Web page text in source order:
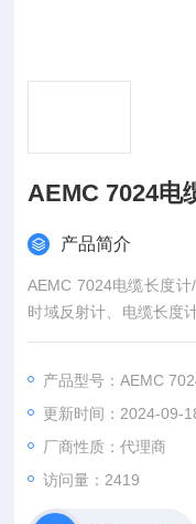
AEMC 7024电
产品简介
AEMC 7024电缆长度
时域反射计、电缆长度
缆的长度。
产品型号：AEMC
更新时间：2024-09-
厂商性质：代理商
访问量：2419